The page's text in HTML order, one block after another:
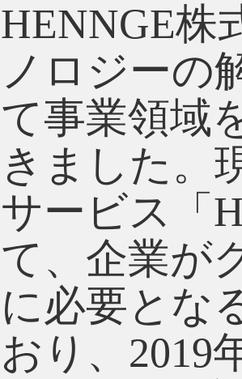
HENNGE株
ノロジーの
て事業領域
きました。
サービス「
て、企業が
に必要とな
おり、2019